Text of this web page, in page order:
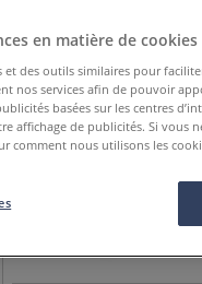
en matière de cookies
et des outils similaires pour
nos services afin de pouvoir
basées sur les centres
affichage de publicités. Si vous
comment nous utilisons les